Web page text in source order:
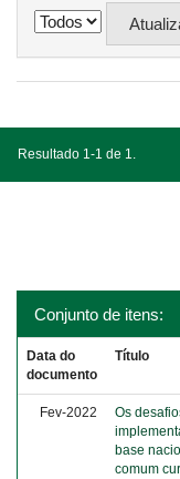
Resultado 1-1 de 1.
Conjunto de itens:
Data do
documento
Título
Fev-2022
Os
base
comum